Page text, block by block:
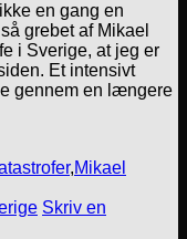
en gang en
grebet af Mikael
i Sverige, at jeg er
Et intensivt
gennem en længere
,Mikael
Skriv en